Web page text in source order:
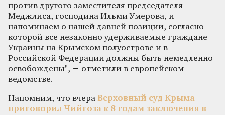
против другого заместителя председателя
Меджлиса, господина Ильми Умерова, и
напоминаем о нашей давней позиции, согласно
которой все незаконно удерживаемые граждане
Украины на Крымском полуострове и в
Российской Федерации должны быть немедленно
освобождены", − отметили в европейском
ведомстве.
Напомним, что вчера Верховный суд Крыма
приговорил Чийгоза к 8 годам заключения в